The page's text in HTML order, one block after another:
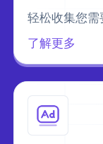
轻松收集您需
了解更多